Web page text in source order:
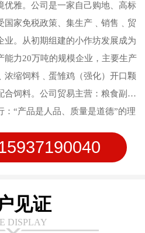
优雅。公司是一家自己购地、高标
国家免税政策、集生产﹑销售﹑贸
业。从初期组建的小作坊发展成为
能力20万吨的规模企业，主要生产
浓缩饲料﹑蛋雏鸡（强化）开口颗
合饲料。公司贸易主营：粮食副产
“产品是人品、质量是道德”的理
面持续投入，在新技术方面不断创
安全、稳定、高质量的产品输出是
见证
DISPLAY